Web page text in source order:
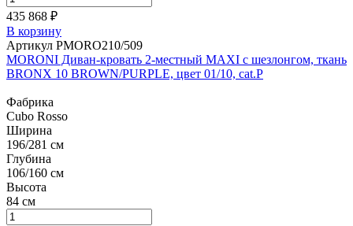
435 868 ₽
В корзину
Артикул PMORO210/509
MORONI Диван-кровать 2-местный MAXI с шезлонгом, ткань
BRONX 10 BROWN/PURPLE, цвет 01/10, cat.P
Фабрика
Cubo Rosso
Ширина
196/281 см
Глубина
106/160 см
Высота
84 см